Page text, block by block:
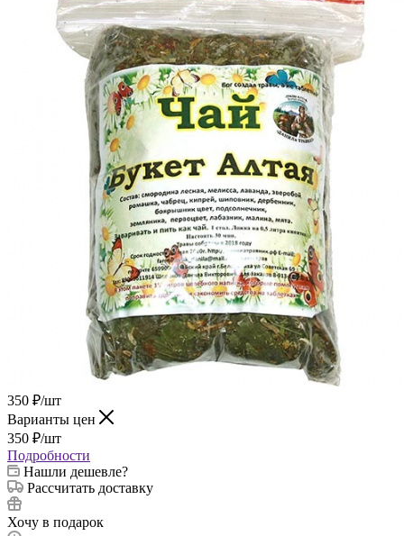
350 ₽/шт
Варианты цен
350 ₽/шт
Подробности
Нашли дешевле?
Рассчитать доставку
Хочу в подарок